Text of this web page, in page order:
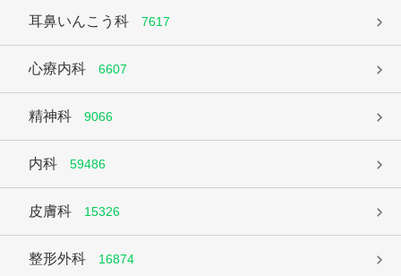
耳鼻いんこう科 7617
心療内科 6607
精神科 9066
内科 59486
皮膚科 15326
整形外科 16874